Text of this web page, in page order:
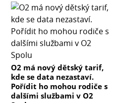
O2 má nový dětský tarif,
kde se data nezastaví.
Pořídit ho mohou rodiče s
dalšími službami v O2